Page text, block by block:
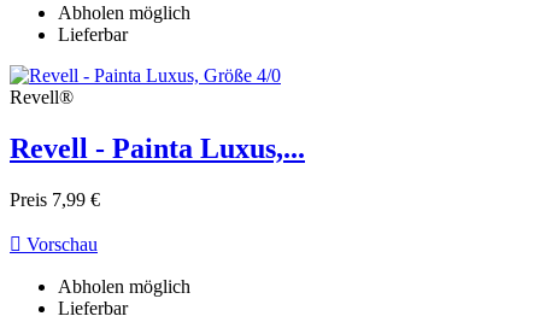
Abholen möglich
Lieferbar
Revell®
Revell - Painta Luxus,...
Preis 7,99 €
 Vorschau
Abholen möglich
Lieferbar